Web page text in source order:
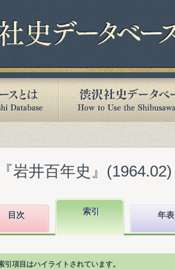
岩井百年史』(1964.02)
目次 索引 年表
項目はハイライトされています。